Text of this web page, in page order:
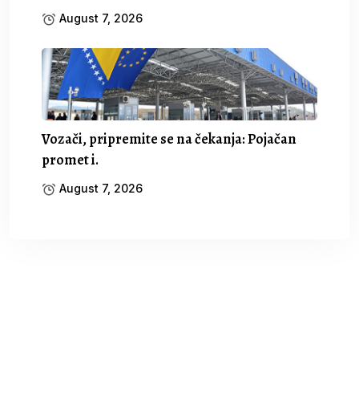
August 7, 2026
Vozači, pripremite se na čekanja: Pojačan
promet i.
August 7, 2026